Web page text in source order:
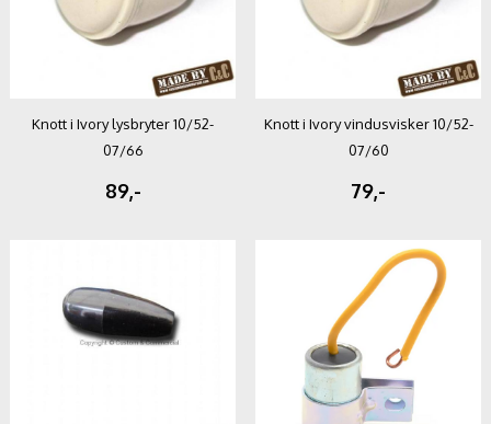
Knott i Ivory lysbryter 10/52-
07/66
89,-
Knott i Ivory vindusvisker 10/52-
07/60
79,-